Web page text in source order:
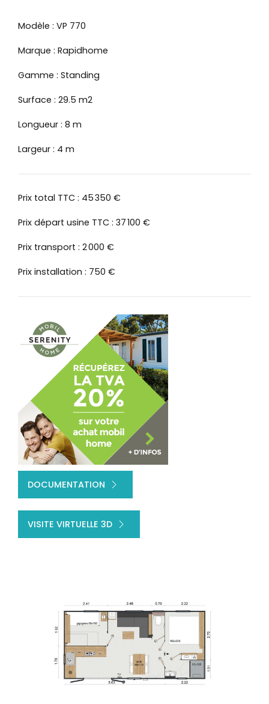
Modèle : VP 770
Marque : Rapidhome
Gamme : Standing
Surface : 29.5 m2
Longueur : 8 m
Largeur : 4 m
Prix total TTC : 45 350 €
Prix départ usine TTC : 37 100 €
Prix transport : 2 000 €
Prix installation : 750 €
DOCUMENTATION
VISITE VIRTUELLE 3D